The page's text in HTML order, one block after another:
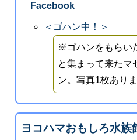
Facebook
＜ゴハン中！＞
※ゴハンをもらい
と集まって来たマ
ン。写真1枚ありま
ヨコハマおもしろ水族